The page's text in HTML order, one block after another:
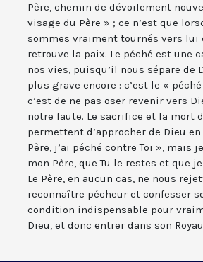
Père, chemin de dévoilement
visage du Père » ; ce n’est que
sommes vraiment tournés vers lui
retrouve la paix. Le péché est une
nos vies, puisqu’il nous sépare de
plus grave encore : c’est le «
c’est de ne pas oser revenir vers
notre faute. Le sacrifice et la mort
permettent d’approcher de Dieu
Père, j’ai péché contre Toi », mais
mon Père, que Tu le restes et que
Le Père, en aucun cas, ne nous
reconnaître pécheur et confesser
condition indispensable pour
Dieu, et donc entrer dans son